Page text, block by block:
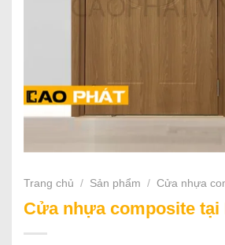
Trang chủ / Sản phẩm / Cửa nhựa
Cửa nhựa composite tại